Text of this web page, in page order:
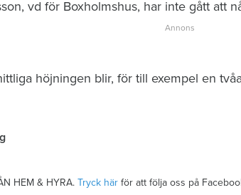
vd för Boxholmshus, har inte gått att
höjningen blir, för till exempel en
HEM & HYRA. Tryck här för att följa oss på